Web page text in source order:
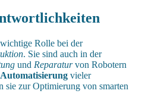
Rolle bei der
. Sie sind auch in der
und Reparaturvon Robotern
Automatisierung vieler
sie zur Optimierung von smarten